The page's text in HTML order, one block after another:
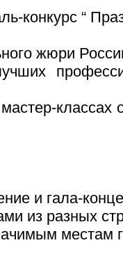
конкурс “
жюри
классах
и гала-
из разных
местам